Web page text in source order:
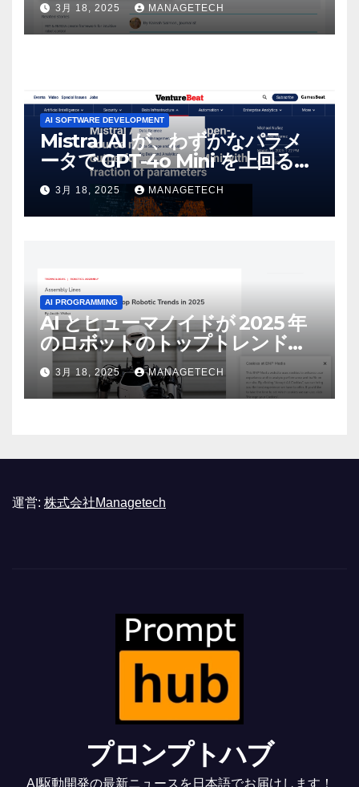
3月 18, 2025 MANAGETECH
AI SOFTWARE DEVELOPMENT
Mistral AI が、わずかなパラメ
ータで GPT-4o Mini を上回る新
しいオープンソース モデルをリ
リース | VentureBeat
3月 18, 2025 MANAGETECH
AI PROGRAMMING
AI とヒューマノイドが 2025 年
のロボットのトップトレンドに |
ASSEMBLY
3月 18, 2025 MANAGETECH
運営: 株式会社Managetech
プロンプトハブ
AI駆動開発の最新ニュースを日本語でお届けします！